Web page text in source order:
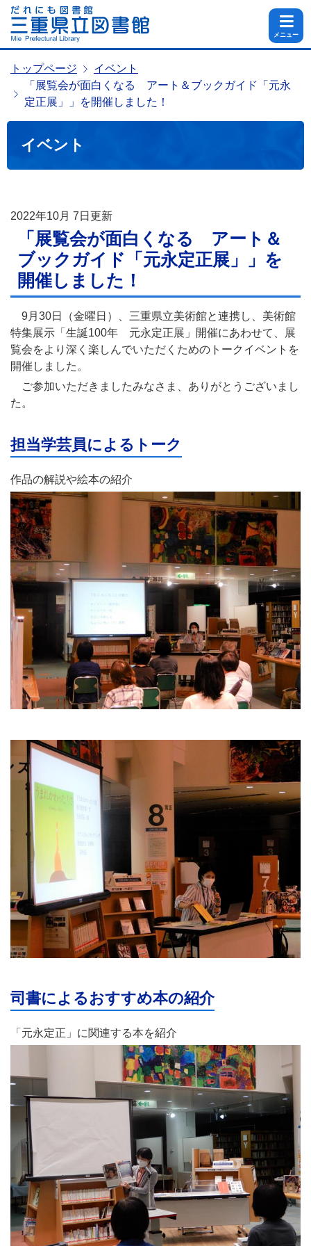
メニュー
トップページ
イベント
「展覧会が面白くなる アート＆ブックガイド「元永
定正展」」を開催しました！
イベント
2022年10月 7日 更新
「展覧会が面白くなる アート＆
ブックガイド「元永定正展」」を
開催しました！
9月30日（金曜日）、三重県立美術館と連携し、美術館
特集展示「生誕100年 元永定正展」開催にあわせて、展
覧会をより深く楽しんでいただくためのトークイベントを
開催しました。
ご参加いただきましたみなさま、ありがとうございまし
た。
担当学芸員によるトーク
作品の解説や絵本の紹介
司書によるおすすめ本の紹介
「元永定正」に関連する本を紹介